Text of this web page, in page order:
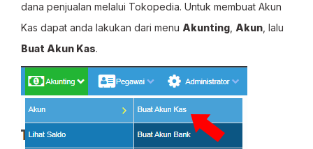
dana penjualan melalui Tokopedia. Untuk membuat Akun
Kas dapat anda lakukan dari menu Akunting Akun , lalu
Buat Akun Kas.